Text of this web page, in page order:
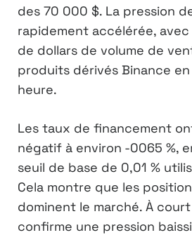
des 70 000 $. La pression
rapidement accélérée, avec
de dollars de volume de
produits dérivés Binance en
heure.
Les taux de financement
négatif à environ -0065 %,
seuil de base de 0,01 %
Cela montre que les
dominent le marché. À
confirme une pression